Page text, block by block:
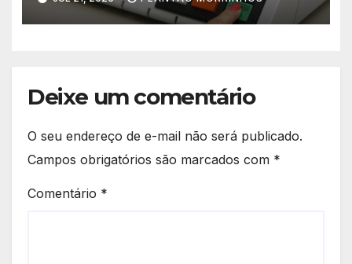
Terezinha Amaral
Deixe um comentário
O seu endereço de e-mail não será publicado.
Campos obrigatórios são marcados com *
Comentário *